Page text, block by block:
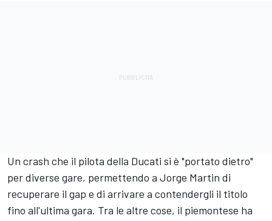
Un crash che il pilota della Ducati si è "portato dietro"
per diverse gare, permettendo a Jorge Martin di
recuperare il gap e di arrivare a contendergli il titolo
fino all'ultima gara. Tra le altre cose, il piemontese ha